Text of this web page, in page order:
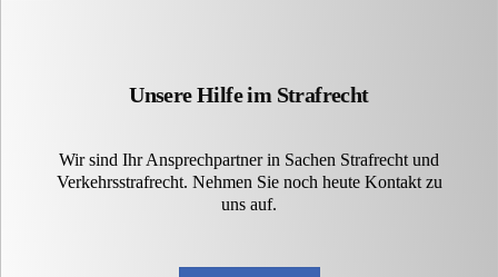
Unsere Hilfe im Strafrecht
Wir sind Ihr Ansprechpartner in Sachen Strafrecht und
Verkehrsstrafrecht. Nehmen Sie noch heute Kontakt zu
uns auf.